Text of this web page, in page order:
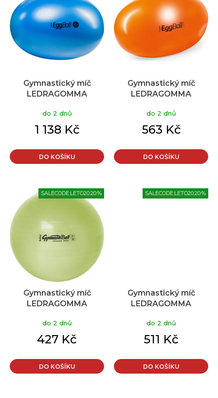
p
Gymnastický míč
LEDRAGOMMA
Maxafe oválný 85x125
cm
do 2 dnů
1 138 Kč
DO KOŠÍKU
Gymnastický míč
LEDRAGOMMA
Standard oválný 55x80
cm oranžová
do 2 dnů
563 Kč
DO KOŠÍKU
SALECODE:LETO20:20:%
Gymnastický míč
LEDRAGOMMA
Ball BioBased 42 cm
limetková
do 2 dnů
427 Kč
DO KOŠÍKU
SALECODE:LETO20:20:%
Gymnastický míč
LEDRAGOMMA
Ball BioBased 53 cm
limetková
do 2 dnů
511 Kč
DO KOŠÍKU